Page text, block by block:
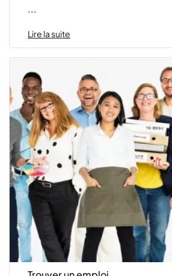
...
Lire la suite